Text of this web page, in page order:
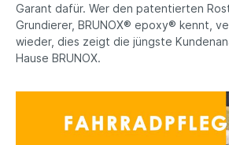
Garant dafür. Wer den patentierten
Grundierer, BRUNOX® epoxy® kennt,
wieder, dies zeigt die jüngste
Hause BRUNOX.